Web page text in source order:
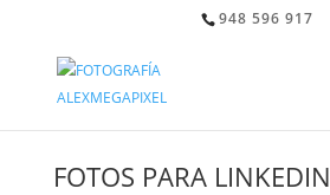
948 596 917
FOTOS PARA LINKEDIN